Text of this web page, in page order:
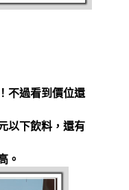
不過看到價位還
以下飲料，還有
。